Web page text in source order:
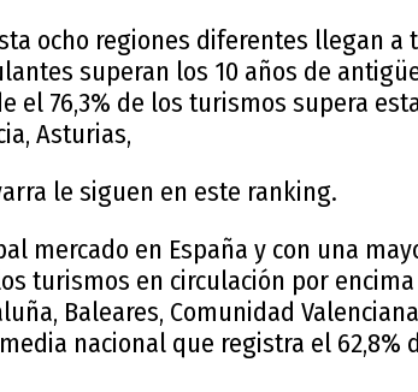
ocho regiones diferentes llegan a
superan los 10 años de
el 76,3% de los turismos supera
Asturias,
le siguen en este ranking.
mercado en España y con una
turismos en circulación por
Baleares, Comunidad
nacional que registra el 62,8%